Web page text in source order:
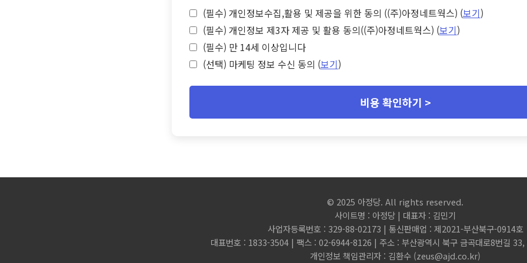
(필수) 개인정보수집,활용 및 제공을 위한 동의 ((주)아정네트웍스) (보기)
(필수) 개인정보 제3자 제공 및 활용 동의((주)아정네트웍스) (보기)
(필수) 만 14세 이상입니다
(선택) 마케팅 정보 수신 동의 (보기)
비용 확인하기 >
© 2025 아정당. All rights reserved.
사이트명 : 아정당 | 대표자 : 김민기
사업자등록번호 : 329-88-02173 | 통신판매업 : 제2021-부산북구-0914호
대표번호 : 1833-3504 | 팩스 : 02-6944-8126 | 주소 : 부산광역시 북구 금곡대로8번길 33,
개인정보 책임관리자 : 김환수 (zeus@ajd.co.kr)